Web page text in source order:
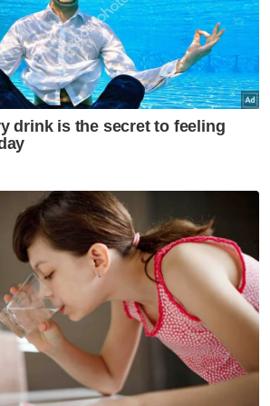
semua pihak
komen yang jelik
Malaysia serta Suruhanjaya
Multimedia sentiasa
dan sekiranya ada